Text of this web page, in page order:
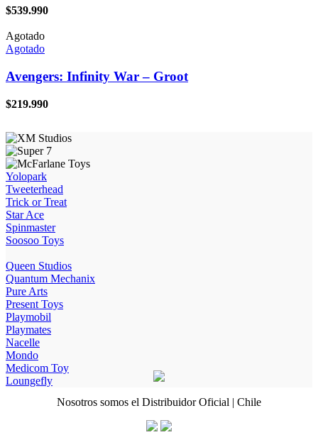
$539.990
Agotado
Agotado
Avengers: Infinity War – Groot
$219.990
Yolopark
Tweeterhead
Trick or Treat
Star Ace
Spinmaster
Soosoo Toys
Queen Studios
Quantum Mechanix
Pure Arts
Present Toys
Playmobil
Playmates
Nacelle
Mondo
Medicom Toy
Loungefly
Nosotros somos el Distribuidor Oficial | Chile